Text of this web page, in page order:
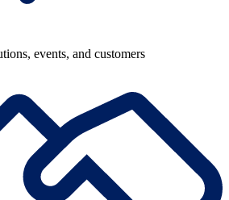
events, and customers